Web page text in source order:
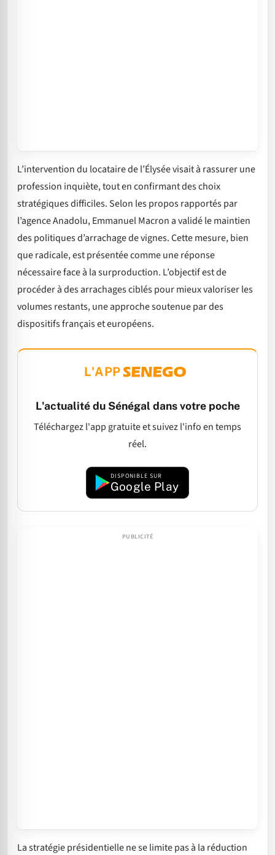
L’intervention du locataire de l’Élysée visait à rassurer une
profession inquiète, tout en confirmant des choix
stratégiques difficiles. Selon les propos rapportés par
l’agence Anadolu, Emmanuel Macron a validé le maintien
des politiques d’arrachage de vignes. Cette mesure, bien
que radicale, est présentée comme une réponse
nécessaire face à la surproduction. L’objectif est de
procéder à des arrachages ciblés pour mieux valoriser les
volumes restants, une approche soutenue par des
dispositifs français et européens.
L'APP
L'actualité du Sénégal dans votre poche
Téléchargez l'app gratuite et suivez l'info en temps
réel.
DISPONIBLE SUR
Google Play
La stratégie présidentielle ne se limite pas à la réduction